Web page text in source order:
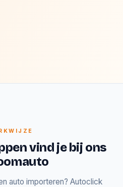
vind je bij ons
auto importeren? Autoclick